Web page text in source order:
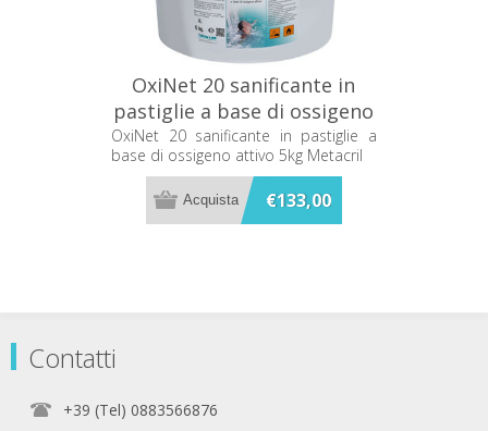
OxiNet 20 sanificante in
pastiglie a base di ossigeno
attivo 5kg Metacril
OxiNet 20 sanificante in pastiglie a
base di ossigeno attivo 5kg Metacril
€133,00
Contatti
+39 (Tel) 0883566876